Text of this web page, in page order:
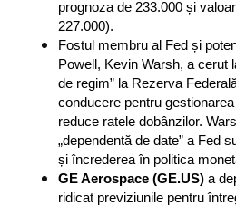
prognoza de 233.000 și
227.000).
Fostul membru al Fed și
Powell, Kevin Warsh, a cerut
de regim” la Rezerva
conducere pentru
reduce ratele dobânzilor.
„dependentă de date” a Fed
și încrederea în politica
GE Aerospace (GE.US) a
ridicat previziunile pentru